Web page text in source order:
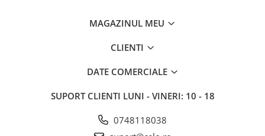
Display iPhone
MAGAZINUL MEU
CLIENTI
DATE COMERCIALE
SUPORT CLIENTI LUNI - VINERI: 10 - 18
0748118038